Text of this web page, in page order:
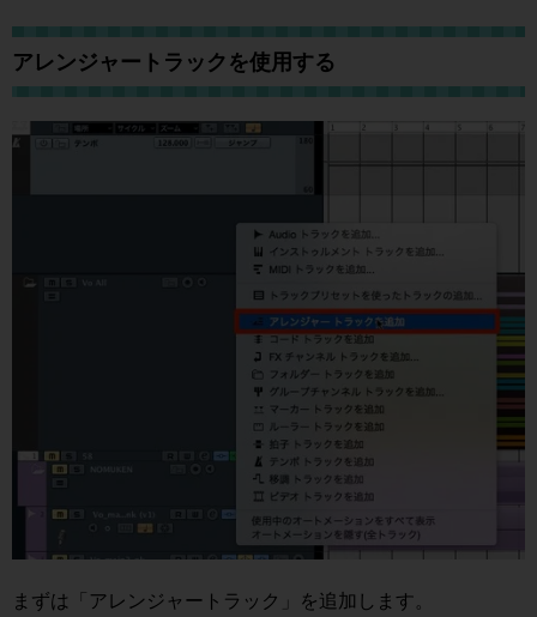
アレンジャートラックを使用する
まずは「アレンジャートラック」を追加します。